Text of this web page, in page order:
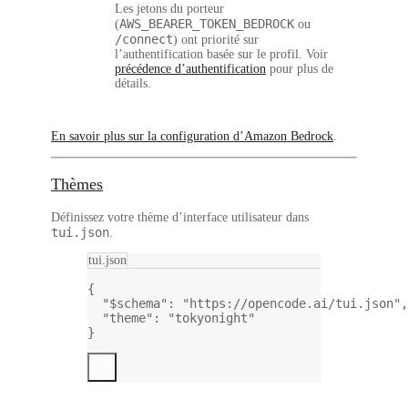
Les jetons du porteur
(AWS_BEARER_TOKEN_BEDROCK ou
/connect) ont priorité sur
l’authentification basée sur le profil. Voir
précédence d’authentification pour plus de
détails.
En savoir plus sur la configuration d’Amazon Bedrock
Thèmes
Définissez votre thème d’interface utilisateur dans
tui.json
tui.json
{
"$schema" : "https://opencode.ai/tui.json" ,
"theme" :
"tokyonight"
}